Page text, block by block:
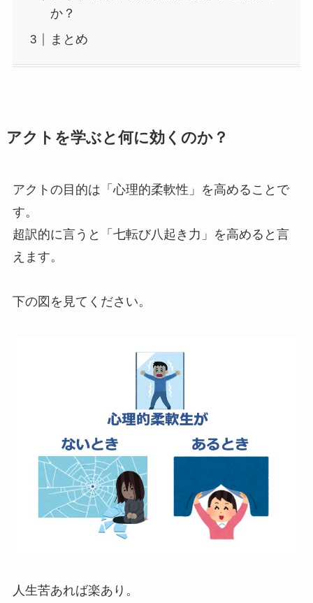
か？
まとめ
アクトを学ぶと何に効くのか？
アクトの目的は「心理的柔軟性」を高めることで
す。
超訳的に言うと「七転び八起き力」を高めると言
えます。
下の図を見てください。
人生苦あれば楽あり。